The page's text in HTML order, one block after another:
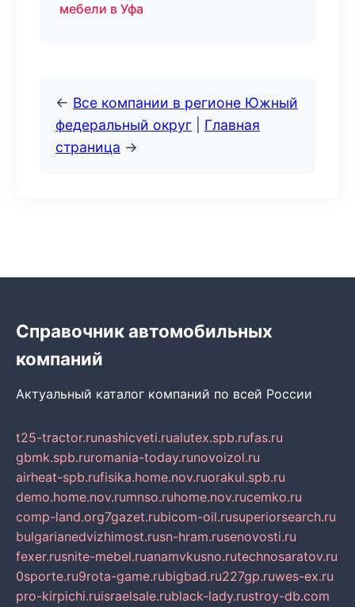
мебели в Уфа
← Все компании в регионе Южный
федеральный округ
Главная
страница →
Справочник автомобильных
компаний
Актуальный каталог компаний по всей России
t25-tractor.runashicveti.rualutex.spb.rufas.ru
gbmk.spb.ruromania-today.runovoizol.ru
airheat-spb.rufisika.home.nov.ruorakul.spb.ru
demo.home.nov.rumnso.ruhome.nov.rucemko.ru
comp-land.org7gazet.rubicom-oil.rusuperiorsearch.ru
bulgarianedvizhimost.rusn-hram.rusenovosti.ru
fexer.rusnite-mebel.ruanamvkusno.rutechnosaratov.ru
0sporte.ru9rota-game.rubigbad.ru227gp.ruwes-ex.ru
pro-kirpichi.ruisraelsale.rublack-lady.rustroy-db.com